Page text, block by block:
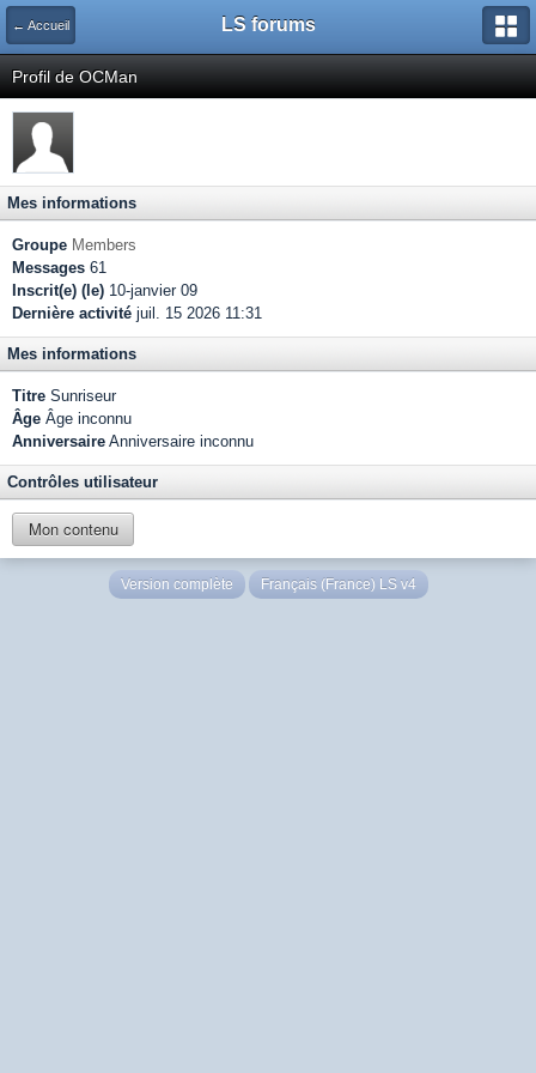
← Accueil LS forums
Profil de OCMan
Mes informations
Groupe Members
Messages 61
Inscrit(e) (le) 10-janvier 09
Dernière activité juil. 15 2026 11:31
Mes informations
Titre Sunriseur
Âge Âge inconnu
Anniversaire Anniversaire inconnu
Contrôles utilisateur
Mon contenu
Version complète Français (France) LS v4